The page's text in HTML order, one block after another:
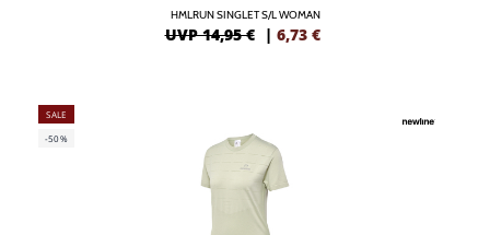
HMLRUN SINGLET S/L WOMAN
UVP 14,95 € | 6,73 €
SALE
-50%